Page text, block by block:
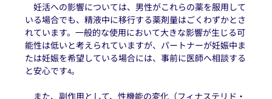
妊活への影響については、男性がこれらの薬を服用して
いる場合でも、精液中に移行する薬剤量はごくわずかとさ
れています。一般的な使用において大きな影響が生じる可
能性は低いと考えられていますが、パートナーが妊娠中ま
たは妊娠を希望している場合には、事前に医師へ相談する
と安心です4。
また、副作用として、性機能の変化（フィナステリド・